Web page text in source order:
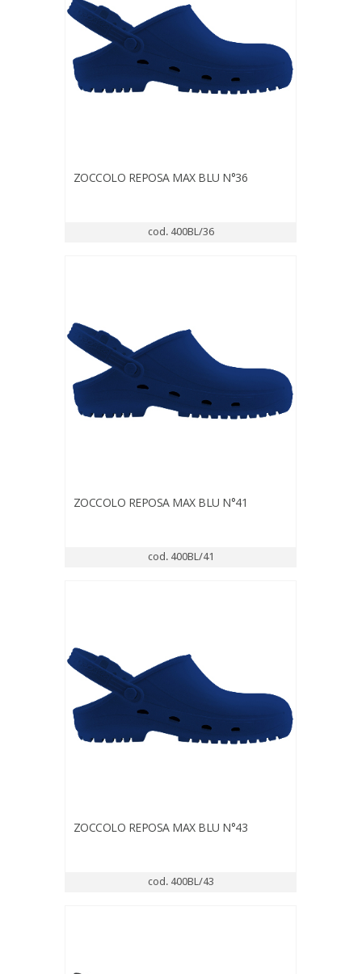
ZOCCOLO REPOSA MAX BLU N°36
cod. 400BL/36
ZOCCOLO REPOSA MAX BLU N°41
cod. 400BL/41
ZOCCOLO REPOSA MAX BLU N°43
cod. 400BL/43